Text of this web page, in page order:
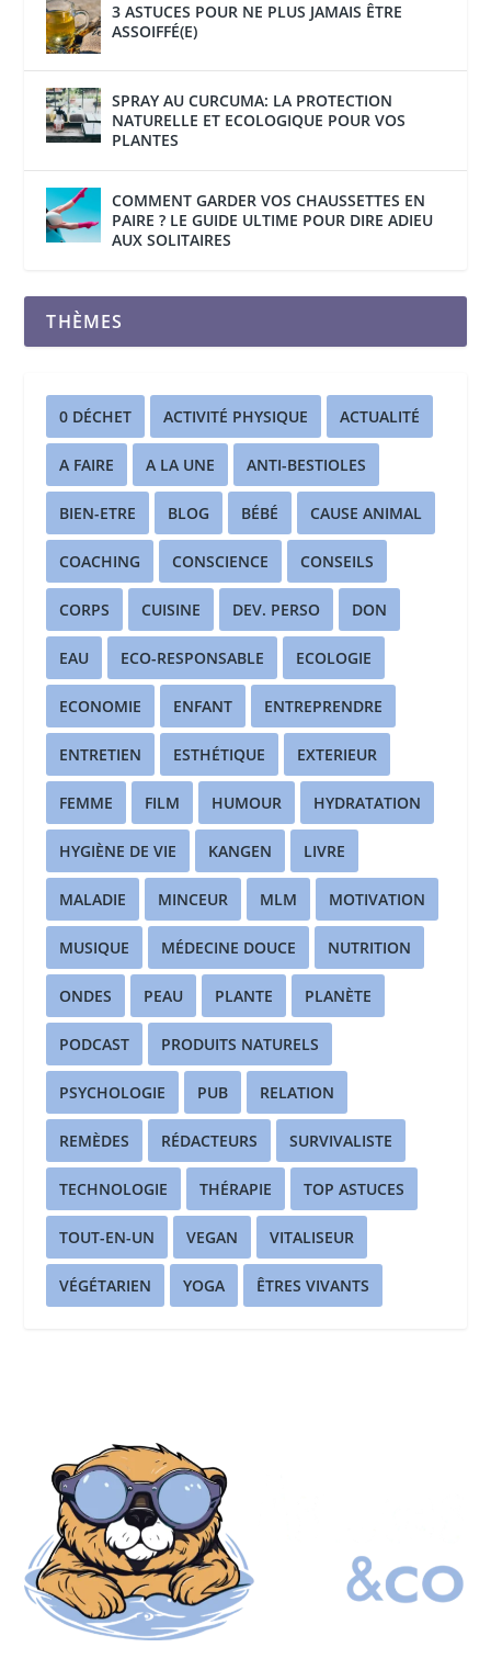
3 ASTUCES POUR NE PLUS JAMAIS ÊTRE
ASSOIFFÉ(E)
SPRAY AU CURCUMA: LA PROTECTION
NATURELLE ET ECOLOGIQUE POUR VOS
PLANTES
COMMENT GARDER VOS CHAUSSETTES EN
PAIRE ? LE GUIDE ULTIME POUR DIRE ADIEU
AUX SOLITAIRES
THÈMES
0 DÉCHET ACTIVITÉ PHYSIQUE ACTUALITÉ
A FAIRE A LA UNE ANTI-BESTIOLES
BIEN-ETRE BLOG BÉBÉ CAUSE ANIMAL
COACHING CONSCIENCE CONSEILS
CORPS CUISINE DEV. PERSO DON
EAU ECO-RESPONSABLE ECOLOGIE
ECONOMIE ENFANT ENTREPRENDRE
ENTRETIEN ESTHÉTIQUE EXTERIEUR
FEMME FILM HUMOUR HYDRATATION
HYGIÈNE DE VIE KANGEN LIVRE
MALADIE MINCEUR MLM MOTIVATION
MUSIQUE MÉDECINE DOUCE NUTRITION
ONDES PEAU PLANTE PLANÈTE
PODCAST PRODUITS NATURELS
PSYCHOLOGIE PUB RELATION
REMÈDES RÉDACTEURS SURVIVALISTE
TECHNOLOGIE THÉRAPIE TOP ASTUCES
TOUT-EN-UN VEGAN VITALISEUR
VÉGÉTARIEN YOGA ÊTRES VIVANTS